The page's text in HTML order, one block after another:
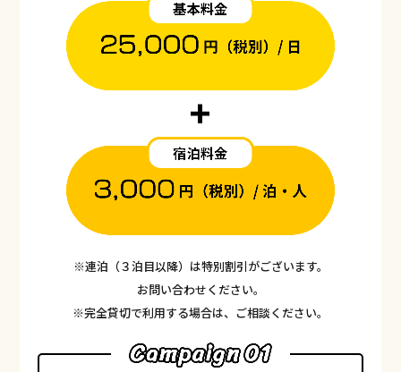
※連泊（３泊⽬以降）は特別割引がございます。
お問い合わせください。
※完全貸切で利⽤する場合は、ご相談ください。